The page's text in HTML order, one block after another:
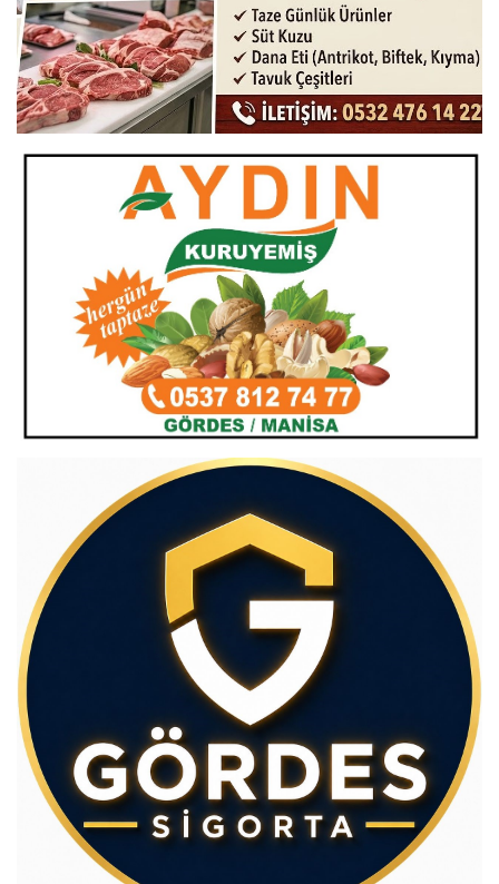
Av.Cenap GÜVEN
Gördesli Şair Alim Atay